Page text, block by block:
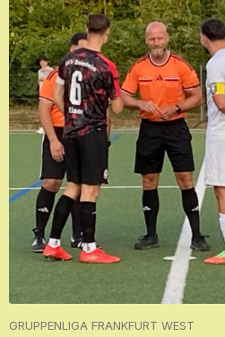
GRUPPENLIGA FRANKFURT WEST